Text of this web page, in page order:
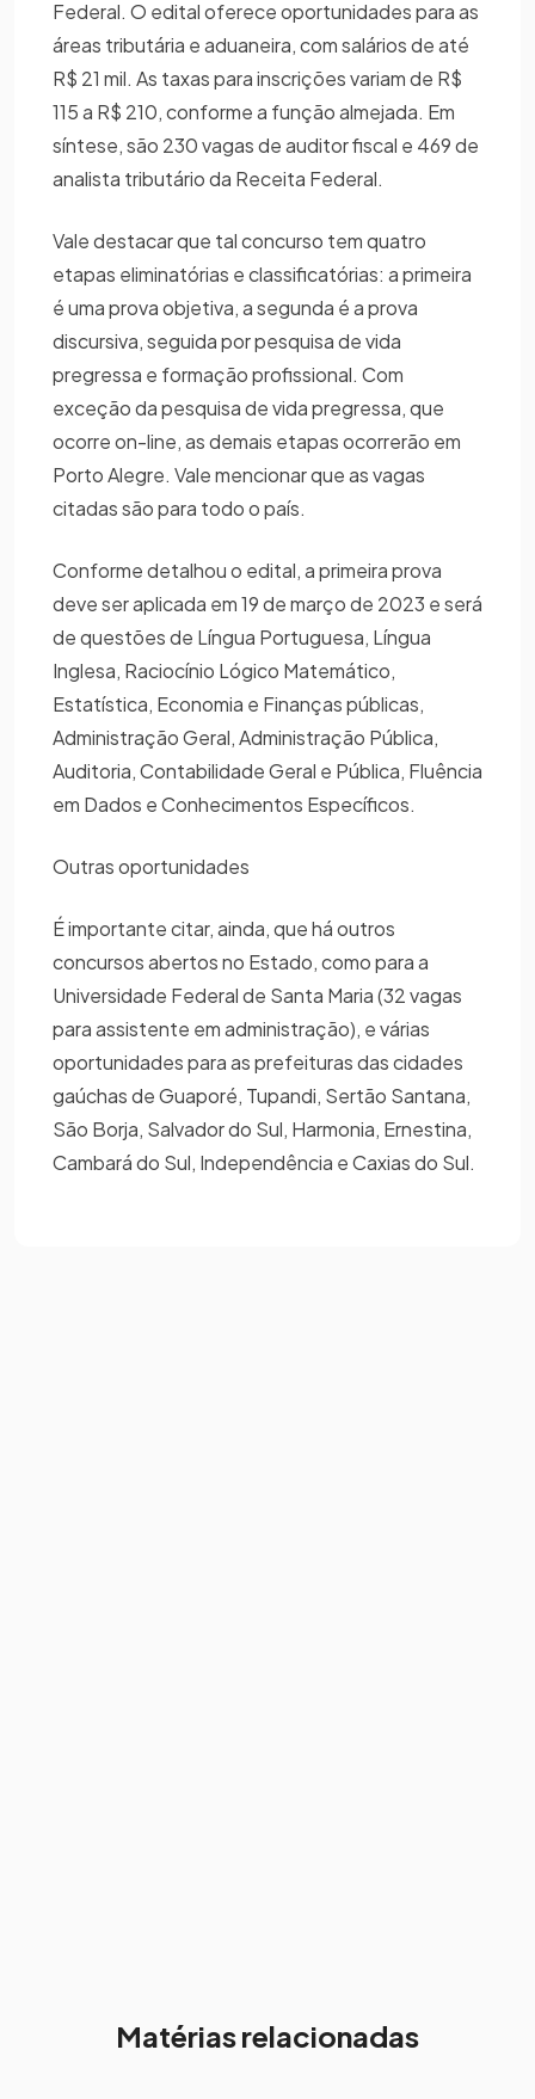
Federal. O edital oferece oportunidades para as
áreas tributária e aduaneira, com salários de até
R$ 21 mil. As taxas para inscrições variam de R$
115 a R$ 210, conforme a função almejada. Em
síntese, são 230 vagas de auditor fiscal e 469 de
analista tributário da Receita Federal.
Vale destacar que tal concurso tem quatro
etapas eliminatórias e classificatórias: a primeira
é uma prova objetiva, a segunda é a prova
discursiva, seguida por pesquisa de vida
pregressa e formação profissional. Com
exceção da pesquisa de vida pregressa, que
ocorre on-line, as demais etapas ocorrerão em
Porto Alegre. Vale mencionar que as vagas
citadas são para todo o país.
Conforme detalhou o edital, a primeira prova
deve ser aplicada em 19 de março de 2023 e será
de questões de Língua Portuguesa, Língua
Inglesa, Raciocínio Lógico Matemático,
Estatística, Economia e Finanças públicas,
Administração Geral, Administração Pública,
Auditoria, Contabilidade Geral e Pública, Fluência
em Dados e Conhecimentos Específicos.
Outras oportunidades
É importante citar, ainda, que há outros
concursos abertos no Estado, como para a
Universidade Federal de Santa Maria (32 vagas
para assistente em administração), e várias
oportunidades para as prefeituras das cidades
gaúchas de Guaporé, Tupandi, Sertão Santana,
São Borja, Salvador do Sul, Harmonia, Ernestina,
Cambará do Sul, Independência e Caxias do Sul.
Matérias relacionadas